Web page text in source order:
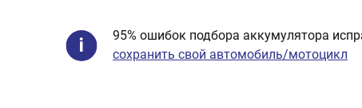
95% ошибок подбора аккумулятора
сохранить свой автомобиль/мотоцикл